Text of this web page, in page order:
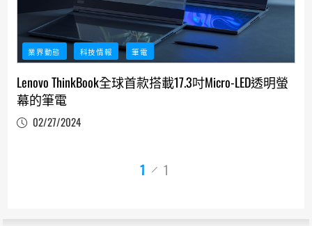
業界動態 科技情報 筆電
Lenovo ThinkBook全球首款搭載17.3吋Micro-LED透明螢
幕的筆電
02/27/2024
1 1